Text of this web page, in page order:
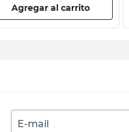
Agregar al carrito
E-mail